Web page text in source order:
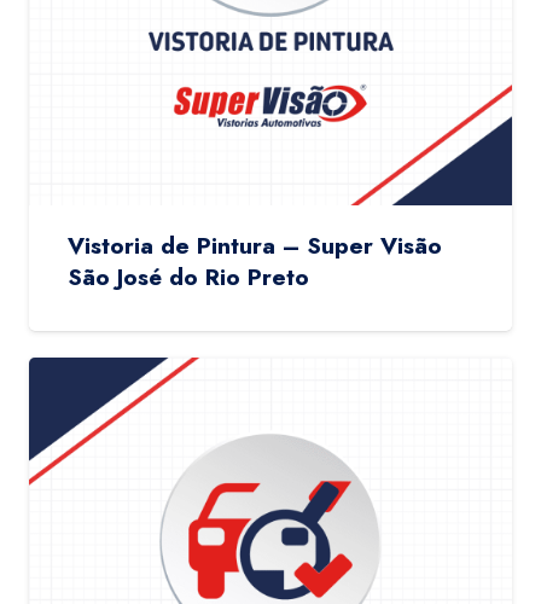
Vistoria de Pintura – Super Visão
São José do Rio Preto